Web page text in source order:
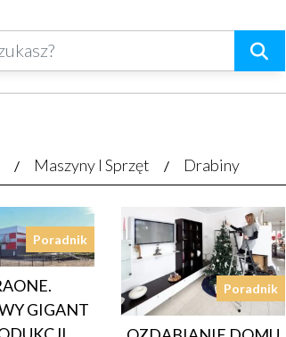
Maszyny I Sprzęt Drabiny
Poradnik
GIGANT
Poradnik